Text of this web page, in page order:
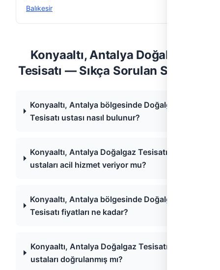
Balıkesir
Konyaaltı, Antalya Doğalgaz
Tesisatı — Sıkça Sorulan Sorular
Konyaaltı, Antalya bölgesinde Doğalgaz
Tesisatı ustası nasıl bulunur?
Konyaaltı, Antalya Doğalgaz Tesisatı
ustaları acil hizmet veriyor mu?
Konyaaltı, Antalya bölgesinde Doğalgaz
Tesisatı fiyatları ne kadar?
Konyaaltı, Antalya Doğalgaz Tesisatı
ustaları doğrulanmış mı?